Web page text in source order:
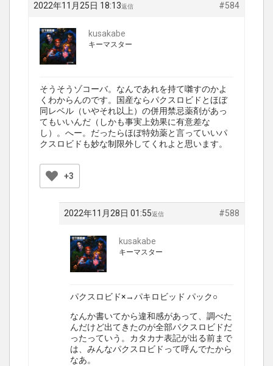
2022年11月25日 18:13 #584
返信
kusakabe
キーマスター
そうそうゾコーバ。なんであれを持て囃すのかよ
くわからんのです。国産ならパクスロビドとほぼ
同レベル（いやそれ以上）の併用禁忌薬剤があっ
てもいいんだ（しかも事実上効果に有意差な
し）。へー。だったらほぼ特効薬と言っていいパ
クスロビドも妙な制限外してくれよと思います。
+3
2022年11月28日 01:55 #588
返信
kusakabe
キーマスター
パクスロビド×→パキロビッド パック○
なんか書いてから違和感があって、調べた
んだけど出てきたのが全部パクスロビドだ
ったっていう。カタカナ表記が出る前まで
は、みんなパクスロビドって呼んでたから
なあ。